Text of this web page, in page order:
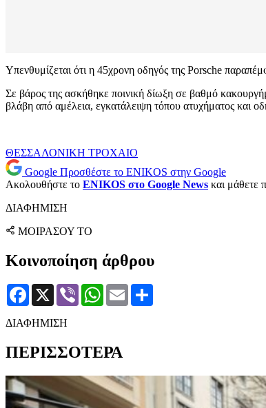
Υπενθυμίζεται ότι η 45χρονη οδηγός της Porsche
Σε βάρος της ασκήθηκε ποινική δίωξη σε βαθμό
βλάβη από αμέλεια, εγκατάλειψη τόπου ατυχήματος και
ΘΕΣΣΑΛΟΝΙΚΗ ΤΡΟΧΑΙΟ
Google Προσθέστε το ENIKOS στην Google
Ακολουθήστε το ENIKOS στο Google News και μάθετε
ΔΙΑΦΗΜΙΣΗ
ΜΟΙΡΑΣΟΥ ΤΟ
Κοινοποίηση άρθρου
Facebook
X Viber WhatsApp
Email
ΔΙΑΦΗΜΙΣΗ
ΠΕΡΙΣΣΟΤΕΡΑ